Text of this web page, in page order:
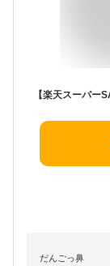
だんごっ鼻